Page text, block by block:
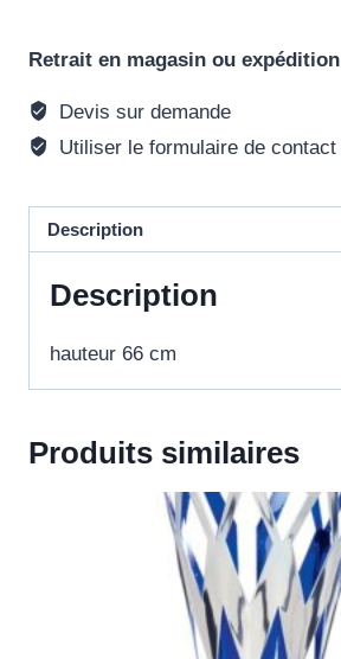
Retrait en magasin ou expédition
Devis sur demande
Utiliser le formulaire de contact
Description
Description
hauteur 66 cm
Produits similaires